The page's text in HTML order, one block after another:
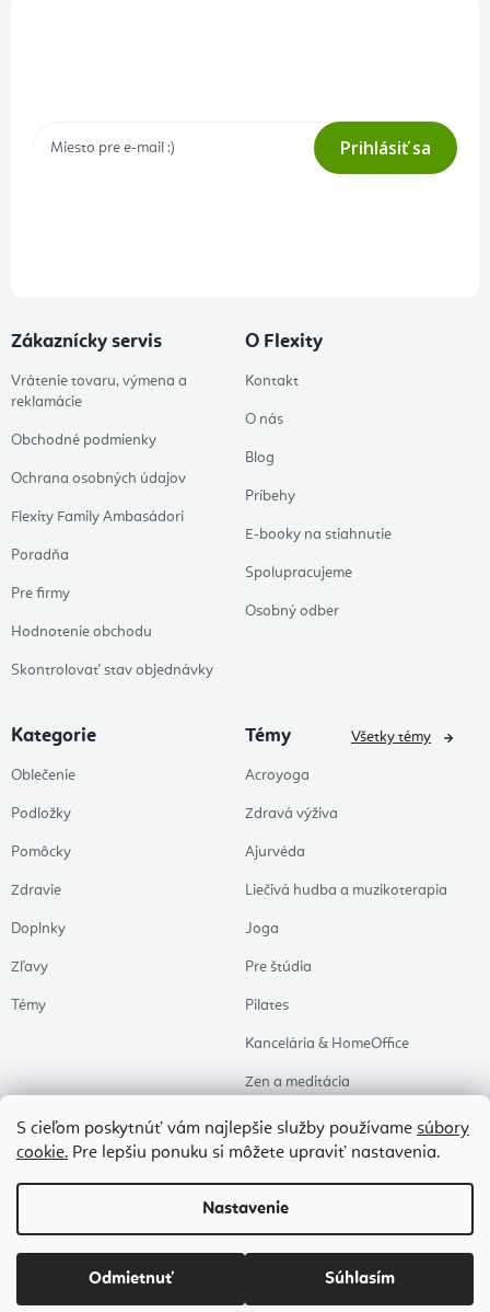
S cieľom poskytnúť vám najlepšie služby používame súbory
cookie. Pre lepšiu ponuku si môžete upraviť nastavenia.
Nastavenie
Odmietnuť Súhlasím
Prihlásiť sa
Zákaznícky servis
Vrátenie tovaru, výmena a
reklamácie
Obchodné podmienky
Ochrana osobných údajov
Flexity Family Ambasádori
Poradňa
Pre firmy
Hodnotenie obchodu
Skontrolovať stav objednávky
O Flexity
Kontakt
O nás
Blog
Príbehy
E-booky na stiahnutie
Spolupracujeme
Osobný odber
Kategorie
Oblečenie
Podložky
Pomôcky
Zdravie
Doplnky
Zľavy
Témy
Témy
Acroyoga
Zdravá výživa
Ajurvéda
Liečivá hudba a muzikoterapia
Joga
Pre štúdia
Pilates
Kancelária & HomeOffice
Zen a meditácia
Aromaterapia
Zdravý spánok
Naše obľúbené
Všetky témy
Vytvoril Shoptet Premium
Copyright 2026Flexity. Všetky práva vyhradené.Upraviť nastavenie cookies